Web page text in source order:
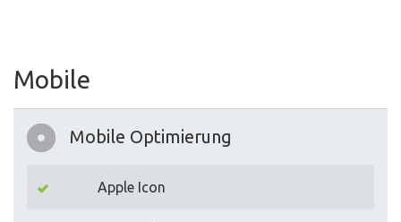
Mobile
Mobile Optimierung
Apple Icon